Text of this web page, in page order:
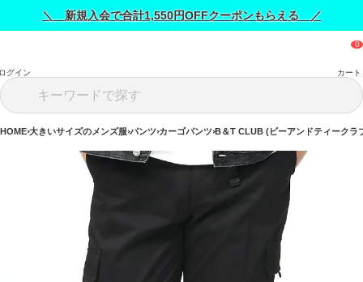
＼ 新規入会で合計1,550円OFFクーポンもらえる ／
グイン カート
HOME 大きいサイズのメンズ服 パンツ カーゴパンツ B＆T CLUB (ビーアンドティークラ